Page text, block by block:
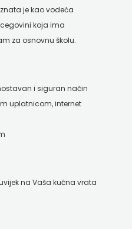
je kao vodeća
koja ima
za osnovnu školu.
i siguran način
uplatnicom, internet
na Vaša kućna vrata